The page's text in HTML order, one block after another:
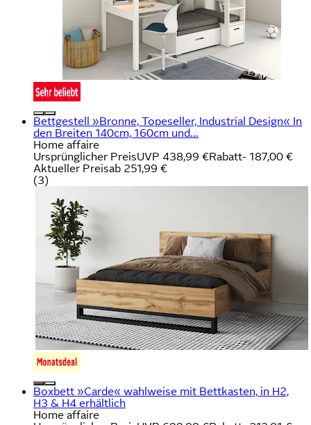
Bettgestell »Bronne, Topeseller, Industrial Design« In
den Breiten 140cm, 160cm und...
Home affaire
Ursprünglicher PreisUVP 438,99 €Rabatt- 187,00 €
Aktueller Preisab 251,99 €
(3)
Boxbett »Carde« wahlweise mit Bettkasten, in H2,
H3 & H4 erhältlich
Home affaire